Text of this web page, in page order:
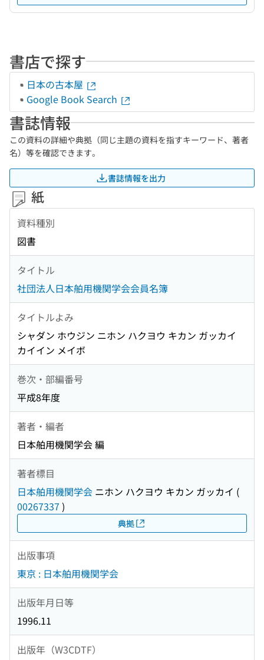
書店で探す
日本の古本屋
Google Book Search
書誌情報
この資料の詳細や典拠（同じ主題の資料を指すキーワード、著者
名）等を確認できます。
書誌情報を出力
紙
資料種別
図書
タイトル
社団法人日本舶用機関学会会員名簿
タイトルよみ
シャダン ホウジン ニホン ハクヨウ キカン ガッカイ
カイイン メイボ
巻次・部編番号
平成8年度
著者・編者
日本舶用機関学会 編
著者標目
日本舶用機関学会 ニホン ハクヨウ キカン ガッカイ (
00267337 )
典拠
出版事項
東京 : 日本舶用機関学会
出版年月日等
1996.11
出版年（W3CDTF）